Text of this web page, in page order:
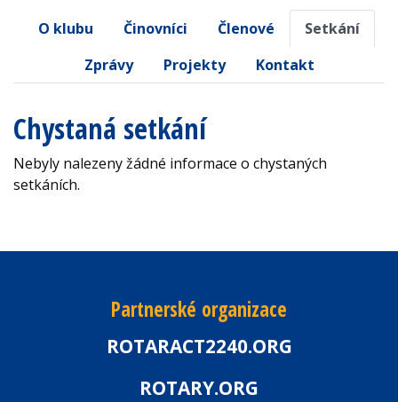
O klubu Činovníci Členové
Setkání
Zprávy
Projekty Kontakt
Chystaná setkání
Nebyly nalezeny žádné informace o chystaných
setkáních.
Partnerské organizace
ROTARACT2240.ORG
ROTARY.ORG